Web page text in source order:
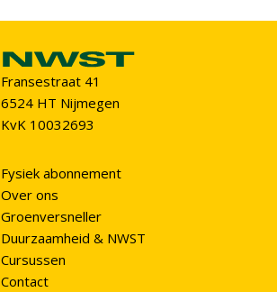
Fransestraat 41
6524 HT Nijmegen
KvK 10032693
Fysiek abonnement
Over ons
Groenversneller
Duurzaamheid & NWST
Cursussen
Contact